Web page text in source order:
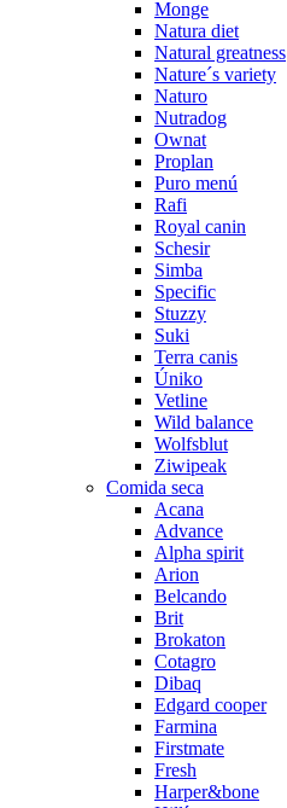
Monge
Natura diet
Natural greatness
Nature´s variety
Naturo
Nutradog
Ownat
Proplan
Puro menú
Rafi
Royal canin
Schesir
Simba
Specific
Stuzzy
Suki
Terra canis
Úniko
Vetline
Wild balance
Wolfsblut
Ziwipeak
Comida seca
Acana
Advance
Alpha spirit
Arion
Belcando
Brit
Brokaton
Cotagro
Dibaq
Edgard cooper
Farmina
Firstmate
Fresh
Harper&bone